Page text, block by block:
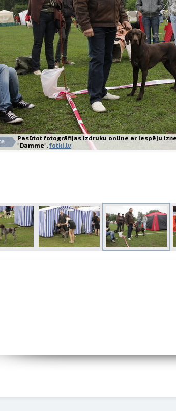
Izdrukas 1h laikā
Dažādi formāti un
Piegāde visā Latvijā
Pasūtot fotogrāfijas izdruku online ar iespēju
"Damme". fotki.lv